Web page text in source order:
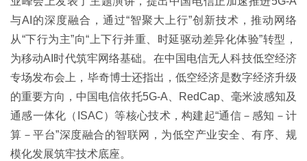
与AI的深度融合，通过“智聚大上行”创新技术，推动网络
从“下行为主”向“上下行并重、时延驱动差异化体验”转型，
为移动AI时代筑牢网络基础。在中国电信无人科技低空经济
专场发布会上，毕奇博士还指出，低空经济是数字经济升级
的重要方向，中国电信依托5G-A、RedCap、毫米波感知及
通感一体化（ISAC）等核心技术，构建起“通信－感知－计
算－平台”深度融合的智联网，为低空产业安全、有序、规
模化发展筑牢技术底座。